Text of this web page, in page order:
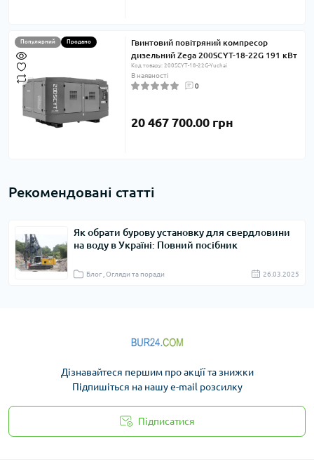
Популярний Продано
Гвинтовий повітряний компресор
дизельний Zega 200SCYT-18-22G 191 кВт
Код товару: 200SCYT-18-22G-Yuchai
В наявності
0
20 467 700.00 грн
Рекомендовані статті
Як обрати бурову установку для свердловини
на воду в Україні: Повний посібник
Блог , Огляди та поради 26.03.2025
Дізнавайтеся першим про акції та знижки
Підпишіться на нашу e-mail розсилку
Підписатися